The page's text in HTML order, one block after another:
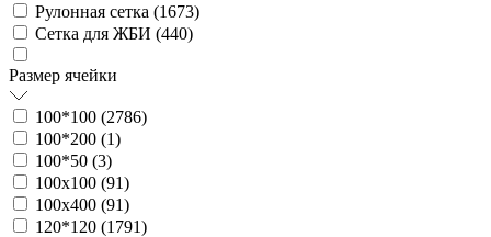
Рулонная сетка (1673)
Сетка для ЖБИ (440)
Размер ячейки
100*100 (2786)
100*200 (1)
100*50 (3)
100х100 (91)
100х400 (91)
120*120 (1791)